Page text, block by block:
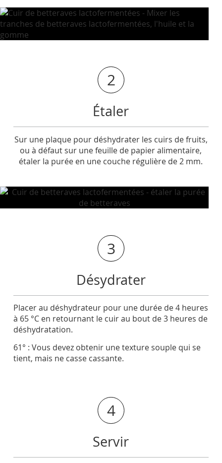
2
Étaler
Sur une plaque pour déshydrater les cuirs de fruits,
ou à défaut sur une feuille de papier alimentaire,
étaler la purée en une couche régulière de 2 mm.
3
Désydrater
Placer au déshydrateur pour une durée de 4 heures
à 65 °C en retournant le cuir au bout de 3 heures de
déshydratation.
61° : Vous devez obtenir une texture souple qui se
tient, mais ne casse cassante.
4
Servir